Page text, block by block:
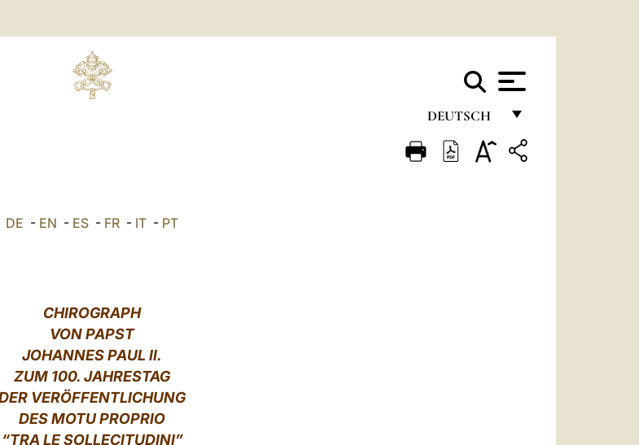
DEUTSCH
FRANÇAIS
DE - EN - ES - FR - IT - PT
CHIROGRAPH
VON PAPST
JOHANNES PAUL II.
ZUM 100. JAHRESTAG
VERÖFFENTLICHUNG
DES MOTU PROPRIO
“TRA LE SOLLECITUDINI”